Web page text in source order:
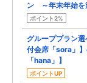
ン ～年末年始を
ポイント2%
グループプラン
付会席「sora」
「hana」】
ポイントUP